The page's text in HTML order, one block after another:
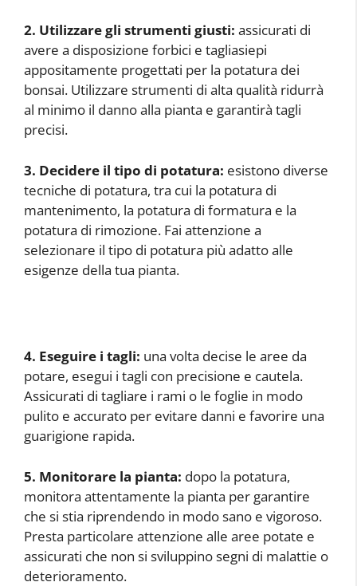
2. Utilizzare gli strumenti giusti: assicurati di
avere a disposizione forbici e tagliasiepi
appositamente progettati per la potatura dei
bonsai. Utilizzare strumenti di alta qualità ridurrà
al minimo il danno alla pianta e garantirà tagli
precisi.
3. Decidere il tipo di potatura: esistono diverse
tecniche di potatura, tra cui la potatura di
mantenimento, la potatura di formatura e la
potatura di rimozione. Fai attenzione a
selezionare il tipo di potatura più adatto alle
esigenze della tua pianta.
4. Eseguire i tagli: una volta decise le aree da
potare, esegui i tagli con precisione e cautela.
Assicurati di tagliare i rami o le foglie in modo
pulito e accurato per evitare danni e favorire una
guarigione rapida.
5. Monitorare la pianta: dopo la potatura,
monitora attentamente la pianta per garantire
che si stia riprendendo in modo sano e vigoroso.
Presta particolare attenzione alle aree potate e
assicurati che non si sviluppino segni di malattie o
deterioramento.